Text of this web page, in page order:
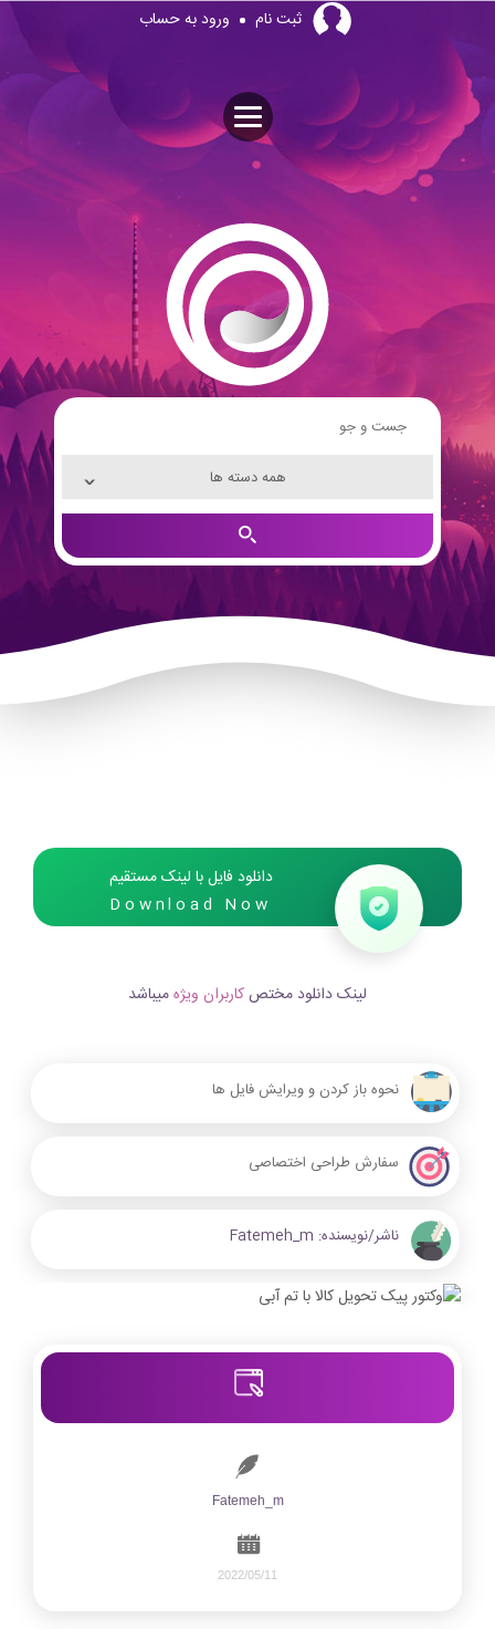
content
ثبت نام ورود به حساب
دانلود فایل با لینک مستقیم
Download Now
لینک دانلود مختصکاربران ویژهمیباشد
نحوه باز کردن و ویرایش فایل ها
سفارش طراحی اختصاصی
ناشر/نویسنده: Fatemeh_m
Fatemeh_m
2022/05/11